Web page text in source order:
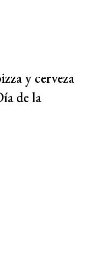
y cerveza
de la